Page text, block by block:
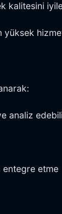
kalitesini
yüksek
analiz
entegre etme